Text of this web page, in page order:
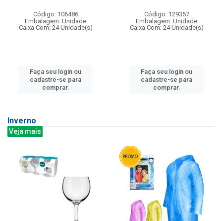
Código: 106486
Embalagem: Unidade
Caixa Com: 24 Unidade(s)
Faça seu login ou
cadastre-se para
comprar.
Código: 129357
Embalagem: Unidade
Caixa Com: 24 Unidade(s)
Faça seu login ou
cadastre-se para
comprar.
Inverno
Veja mais